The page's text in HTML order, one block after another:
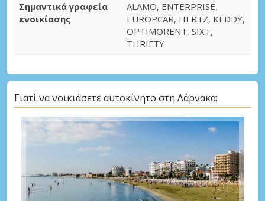
Σημαντικά γραφεία
ενοικίασης
ALAMO, ENTERPRISE,
EUROPCAR, HERTZ, KEDDY,
OPTIMORENT, SIXT,
THRIFTY
Γιατί να νοικιάσετε αυτοκίνητο στη Λάρνακα;